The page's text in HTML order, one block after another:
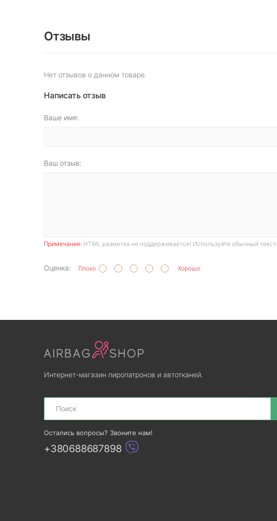
Отзывы
Нет отзывов о данном товаре.
Написать отзыв
Ваше имя:
Ваш отзыв:
Примечание: HTML разметка не поддерживается! Используйте обычный текст.
Оценка: Плохо Хорошо
Интернет-магазин пиропатронов и автотканей.
Search
Остались вопросы? Звоните нам!
+380688687898